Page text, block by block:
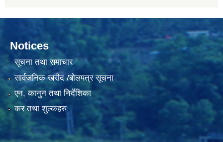
Notices
सूचना तथा समाचार
सार्वजनिक खरीद /बोलपत्र सूचना
एन, कानुन तथा निर्देशिका
कर तथा शुल्कहरु